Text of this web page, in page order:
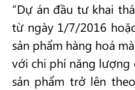
“Dự án đầu tư khai
từ ngày 1/7/2016
sản phẩm hàng hoá
với chi phí năng lượng
sản phẩm trở lên